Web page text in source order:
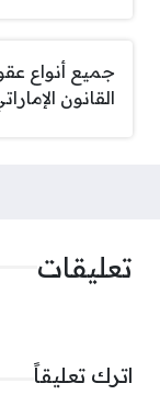
جميع أنواع
القانون الإماراتي
تعليقات
اترك تعليقاً